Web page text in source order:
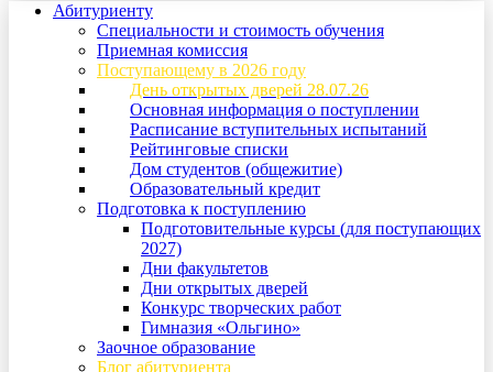
Абитуриенту
Специальности и стоимость обучения
Приемная комиссия
Поступающему в 2026 году
День открытых дверей 28.07.26
Основная информация о поступлении
Расписание вступительных испытаний
Рейтинговые списки
Дом студентов (общежитие)
Образовательный кредит
Подготовка к поступлению
Подготовительные курсы (для поступающих
2027)
Дни факультетов
Дни открытых дверей
Конкурс творческих работ
Гимназия «Ольгино»
Заочное образование
Блог абитуриента